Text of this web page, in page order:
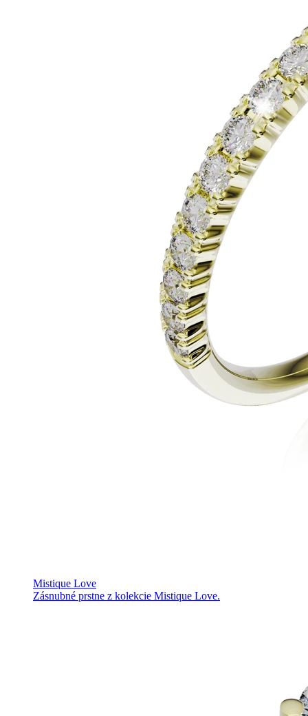
Mistique Love
Zásnubné prstne z kolekcie Mistique Love.